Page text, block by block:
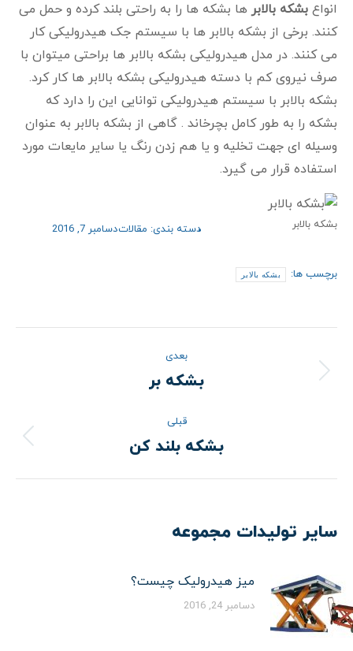
انواع بشکه بالابر ها بشکه ها را به راحتی بلند کرده و حمل می
کنند. برخی از بشکه بالابر ها با سیستم جک هیدرولیکی کار
می کنند. در مدل هیدرولیکی بشکه بالابر ها براحتی میتوان با
صرف نیروی کم با دسته هیدرولیکی بشکه بالابر ها کار کرد.
بشکه بالابر با سیستم هیدرولیکی توانایی این را دارد که
بشکه را به طور کامل بچرخاند . گاهی از بشکه بالابر به عنوان
وسیله ای جهت تخلیه و یا هم زدن رنگ یا سایر مایعات مورد
استفاده قرار می گیرد.
بشکه بالابر دسته بندی: مقالاتدسامبر 7, 2016
برچسب ها: بشکه بالابر
نوشته
قبلی
نوشته
بشکه بلند کن
بعدی
نوشته
بشکه بر
سایر تولیدات مجموعه
میز هیدرولیک چیست؟
دسامبر 24, 2016